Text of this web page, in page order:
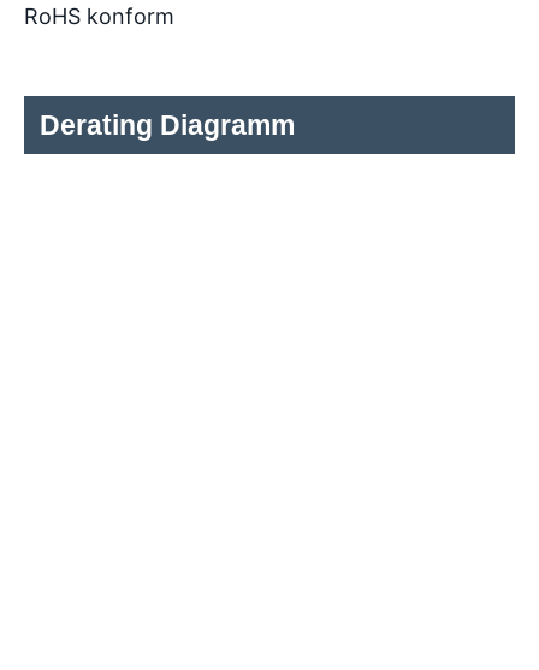
RoHS konform
Derating Diagramm